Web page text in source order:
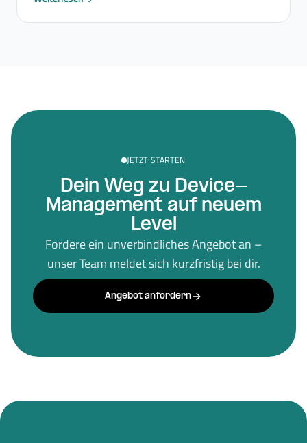
JETZT STARTEN
Dein Weg zu Device-
Management auf neuem
Level
Fordere ein unverbindliches Angebot an –
unser Team meldet sich kurzfristig bei dir.
Angebot anfordern